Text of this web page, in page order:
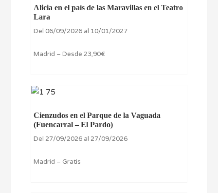
Alicia en el país de las Maravillas en el Teatro
Lara
Del 06/09/2026 al 10/01/2027
Madrid – Desde 23,90€
Cienzudos en el Parque de la Vaguada
(Fuencarral – El Pardo)
Del 27/09/2026 al 27/09/2026
Madrid – Gratis